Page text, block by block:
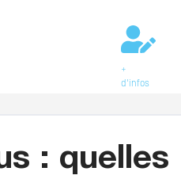
+
d'infos
: quelles